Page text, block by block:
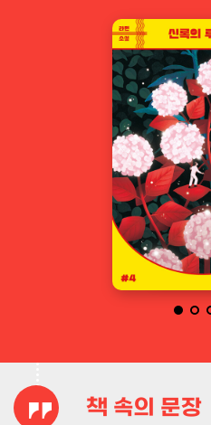
책 속의 문장